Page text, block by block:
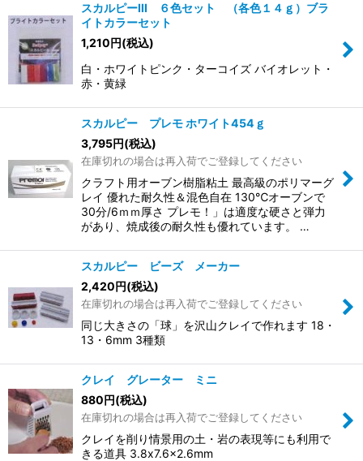
スカルピーIII ６色セット （各色１４ｇ）ブラ
イトカラーセット
1,210円(税込)
白・ホワイトピンク・ターコイズ バイオレット・
赤・黄緑
スカルピー プレモ ホワイト454ｇ
3,795円(税込)
在庫切れの場合は再入荷でご登録してください
クラフト用オーブン樹脂粘土 最高級のポリマーグ
レイ 優れた耐久性＆混色自在 130℃オーブンで
30分/6ｍｍ厚さ プレモ！」は適度な硬さと弾力
があり、焼成後の耐久性も優れています。 …
スカルピー ビーズ メーカー
2,420円(税込)
在庫切れの場合は再入荷でご登録してください
同じ大きさの「球」を沢山クレイで作れます 18・
13・6mm 3種類
クレイ グレーター ミニ
880円(税込)
在庫切れの場合は再入荷でご登録してください
クレイを削り情景用の土・岩の表現等にも利用で
きる道具 3.8x7.6x2.6mm